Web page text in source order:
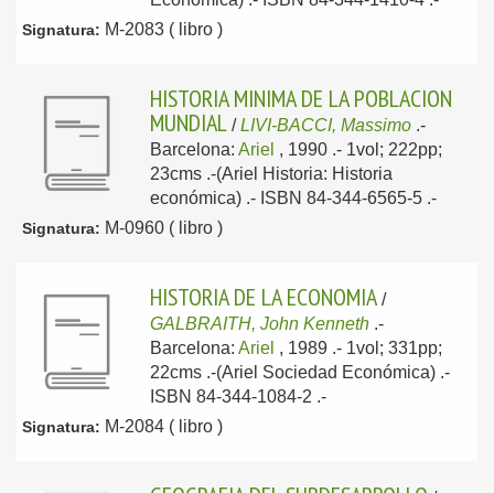
Signatura: M-2083 ( libro )
HISTORIA MINIMA DE LA POBLACION
MUNDIAL /LIVI-BACCI, Massimo .-
Barcelona: Ariel , 1990 .- 1vol; 222pp;
23cms .-(Ariel Historia: Historia
económica) .- ISBN 84-344-6565-5 .-
Signatura: M-0960 ( libro )
HISTORIA DE LA ECONOMIA /
GALBRAITH, John Kenneth .-
Barcelona: Ariel , 1989 .- 1vol; 331pp;
22cms .-(Ariel Sociedad Económica) .-
ISBN 84-344-1084-2 .-
Signatura: M-2084 ( libro )